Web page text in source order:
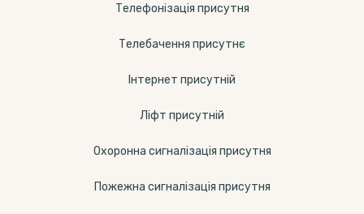
Телефонізація присутня
Телебачення присутнє
Інтернет присутній
Ліфт присутній
Охоронна сигналізація присутня
Пожежна сигналізація присутня